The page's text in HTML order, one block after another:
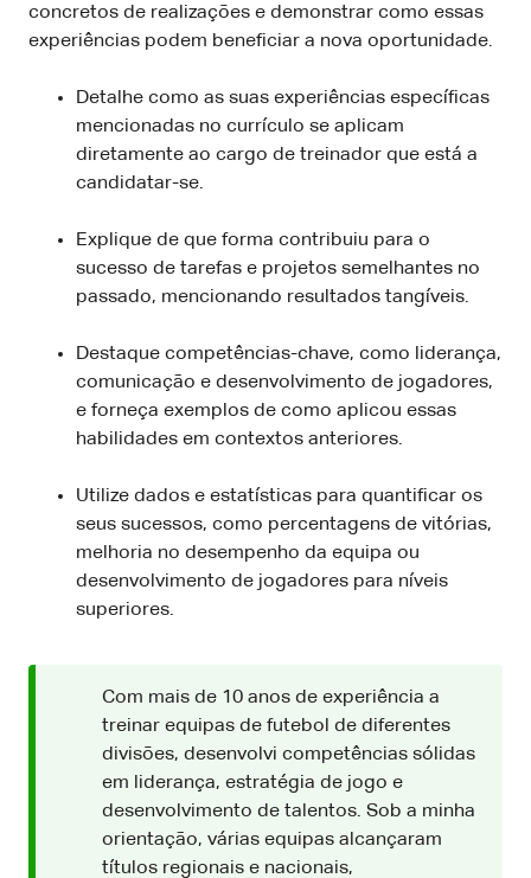
concretos de realizações e demonstrar como essas
experiências podem beneficiar a nova oportunidade.
Detalhe como as suas experiências específicas
mencionadas no currículo se aplicam
diretamente ao cargo de treinador que está a
candidatar-se.
Explique de que forma contribuiu para o
sucesso de tarefas e projetos semelhantes no
passado, mencionando resultados tangíveis.
Destaque competências-chave, como liderança,
comunicação e desenvolvimento de jogadores,
e forneça exemplos de como aplicou essas
habilidades em contextos anteriores.
Utilize dados e estatísticas para quantificar os
seus sucessos, como percentagens de vitórias,
melhoria no desempenho da equipa ou
desenvolvimento de jogadores para níveis
superiores.
Com mais de 10 anos de experiência a
treinar equipas de futebol de diferentes
divisões, desenvolvi competências sólidas
em liderança, estratégia de jogo e
desenvolvimento de talentos. Sob a minha
orientação, várias equipas alcançaram
títulos regionais e nacionais,